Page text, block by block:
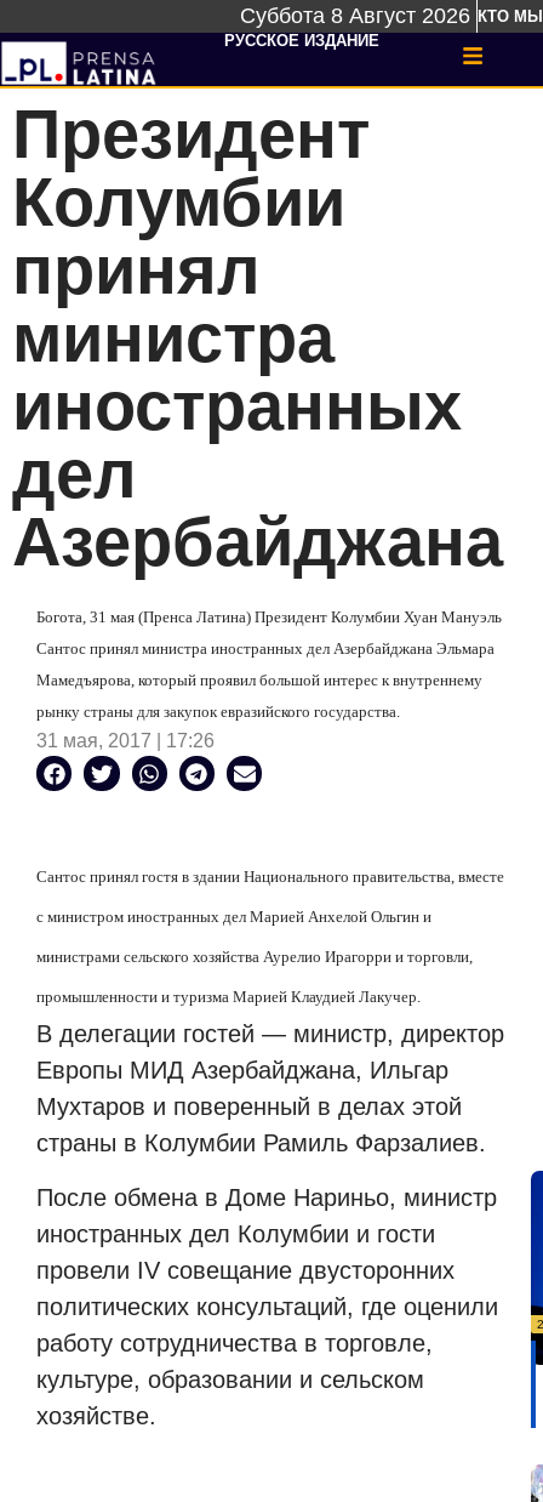
Суббота 8 Август 2026 КТО МЫ
РУССКОЕ ИЗДАНИЕ
Президент
Колумбии
принял
министра
иностранных
дел
Азербайджана
Богота, 31 мая (Пренса Латина) Президент Колумбии Хуан Мануэль
Сантос принял министра иностранных дел Азербайджана Эльмара
Мамедъярова, который проявил большой интерес к внутреннему
рынку страны для закупок евразийского государства.
31 мая, 2017 | 17:26
Сантос принял гостя в здании Национального правительства, вместе
с министром иностранных дел Марией Анхелой Ольгин и
министрами сельского хозяйства Аурелио Ирагорри и торговли,
промышленности и туризма Марией Клаудией Лакучер.
В делегации гостей — министр, директор
Европы МИД Азербайджана, Ильгар
Мухтаров и поверенный в делах этой
страны в Колумбии Рамиль Фарзалиев.
После обмена в Доме Нариньо, министр
иностранных дел Колумбии и гости
провели IV совещание двусторонних
политических консультаций, где оценили
работу сотрудничества в торговле,
культуре, образовании и сельском
хозяйстве.